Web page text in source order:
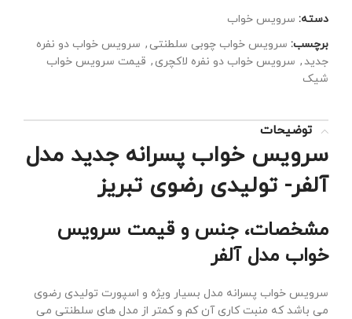
دسته: سرویس خواب
برچسب: سرویس خواب چوبی سلطنتی , سرویس خواب دو نفره
جدید, سرویس خواب دو نفره لاکچری , قیمت سرویس خواب
شیک
توضیحات
سرویس خواب پسرانه جدید مدل
آلفر- تولیدی رضوی تبریز
مشخصات، جنس و قیمت سرویس
خواب مدل آلفر
سرویس خواب پسرانه مدل بسیار ویژه و اسپورت تولیدی رضوی
می باشد که منبت کاری آن کم و کمتر از مدل های سلطنتی می